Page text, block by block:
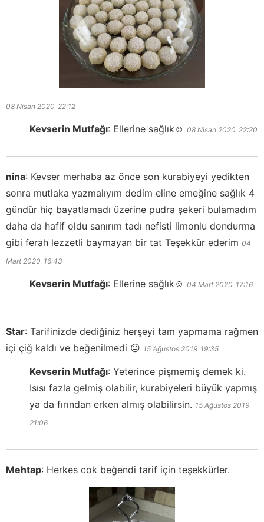
08 Nisan 2020 22:12
Kevserin Mutfağı: Ellerine sağlık☺️ 08 Nisan 2020 22:20
nina: Kevser merhaba az önce son kurabiyeyi yedikten
sonra mutlaka yazmalıyım dedim eline emeğine sağlık 4
gündür hiç bayatlamadı üzerine pudra şekeri bulamadım
daha da hafif oldu sanırım tadı nefisti limonlu dondurma
gibi ferah lezzetli baymayan bir tat Teşekkür ederim 04
Mart 2020 16:43
Kevserin Mutfağı: Ellerine sağlık☺️ 04 Mart 2020 17:16
Star: Tarifinizde dediğiniz herşeyi tam yapmama rağmen
içi çiğ kaldı ve beğenilmedi 😐 15 Ağustos 2019 19:35
Kevserin Mutfağı: Yeterince pişmemiş demek ki.
Isısı fazla gelmiş olabilir, kurabiyeleri büyük yapmış
ya da fırından erken almış olabilirsin. 15 Ağustos 2019
21:06
Mehtap: Herkes cok beğendi tarif için teşekkürler.